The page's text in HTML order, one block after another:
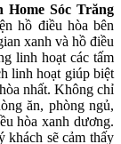
Sóc Trăng
hồ điều hòa bên
xanh và hồ điều
linh hoạt các tấm
linh hoạt giúp biệt
nhất. Không chỉ
ăn, phòng ngủ,
hòa xanh dương.
khách sẽ cảm thấy